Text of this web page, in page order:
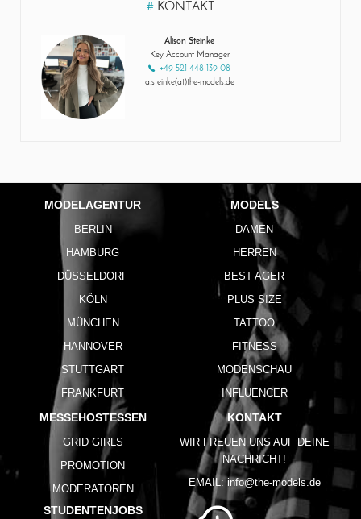
#KONTAKT
Alison Steinke
Key Account Manager
+49 521 448 139 08
a.steinke(at)the-models.de
MODELAGENTUR
BERLIN
HAMBURG
DÜSSELDORF
KÖLN
MÜNCHEN
HANNOVER
STUTTGART
FRANKFURT
MODELS
DAMEN
HERREN
BEST AGER
PLUS SIZE
TATTOO
FITNESS
MODENSCHAU
INFLUENCER
MESSEHOSTESSEN
GRID GIRLS
PROMOTION
MODERATOREN
STUDENTENJOBS
KONTAKT
WIR FREUEN UNS AUF DEINE
NACHRICHT!
EMAIL: info@the-models.de